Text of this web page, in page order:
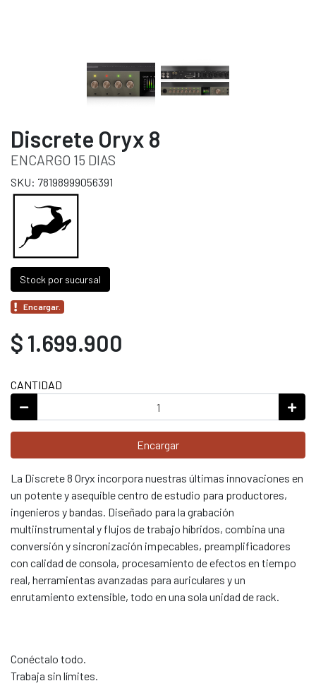
Discrete Oryx 8
ENCARGO 15 DIAS
SKU: 78198999056391
Stock por sucursal
Encargar.
$ 1.699.900
CANTIDAD
Encargar
La Discrete 8 Oryx incorpora nuestras últimas innovaciones en
un potente y asequible centro de estudio para productores,
ingenieros y bandas. Diseñado para la grabación
multiinstrumental y flujos de trabajo híbridos, combina una
conversión y sincronización impecables, preamplificadores
con calidad de consola, procesamiento de efectos en tiempo
real, herramientas avanzadas para auriculares y un
enrutamiento extensible, todo en una sola unidad de rack.
Conéctalo todo.
Trabaja sin límites.